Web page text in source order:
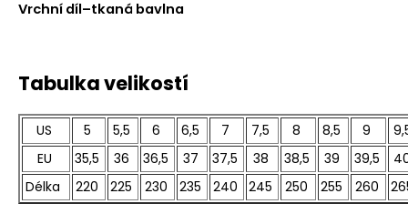
Vrchní díl–tkaná bavlna
Tabulka velikostí
US 5 5,5 6 6,5 7 7,5 8 8,5 9
EU
35,5 36 36,5 37 37,5 38 38,5 39 39,5
Délka
220 225 230 235 240 245 250 255 260